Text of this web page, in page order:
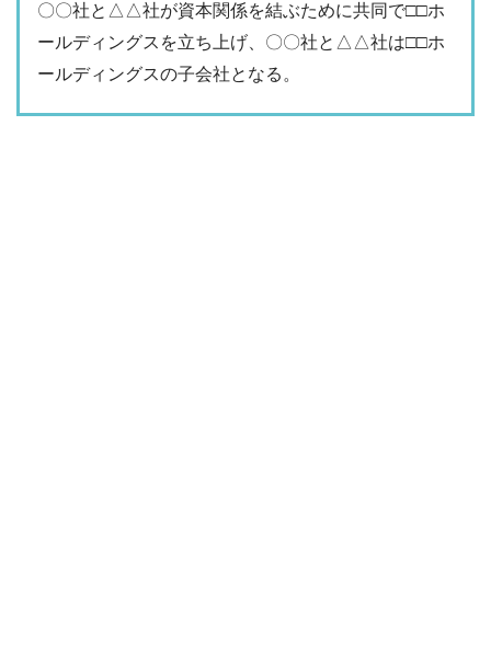
〇〇社と△△社が資本関係を結ぶために共同で□□ホ
ールディングスを立ち上げ、〇〇社と△△社は□□ホ
ールディングスの子会社となる。